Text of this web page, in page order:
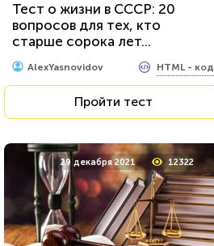
Тест о жизни в СССР: 20
вопросов для тех, кто
старше сорока лет...
AlexYasnovidov HTML - код
Пройти тест
29 декабря 2021 12322